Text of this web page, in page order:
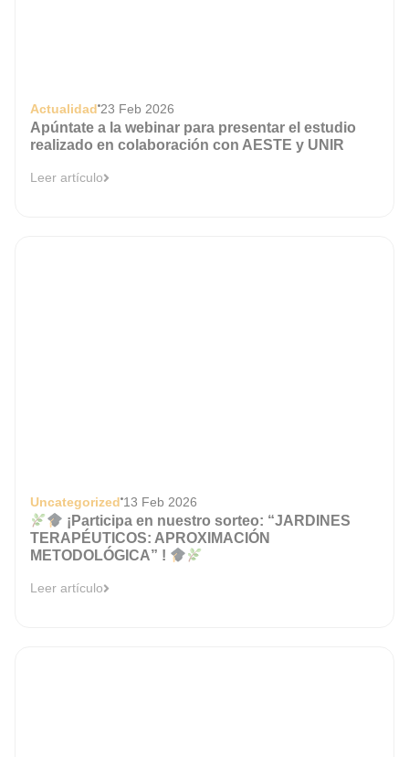
Actualidad 23 Feb 2026
Apúntate a la webinar para presentar el estudio
realizado en colaboración con AESTE y UNIR
Leer artículo
Uncategorized 13 Feb 2026
¡Participa en nuestro sorteo: “JARDINES
TERAPÉUTICOS: APROXIMACIÓN
METODOLÓGICA” !
Leer artículo